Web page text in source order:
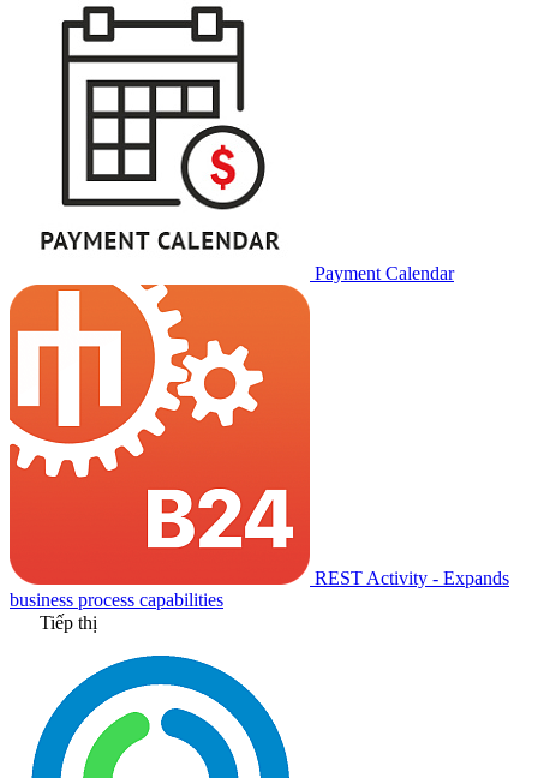
Payment Calendar
REST Activity - Expands
business process capabilities
Tiếp thị